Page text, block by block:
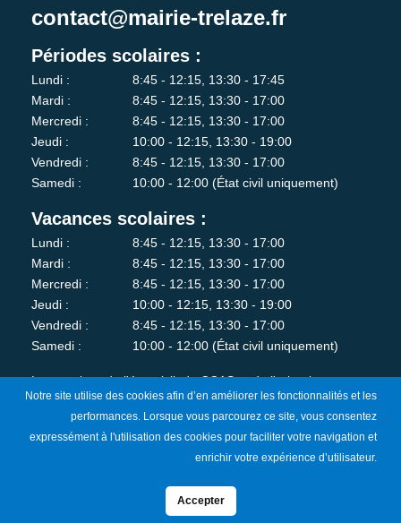
contact@mairie-trelaze.fr
Périodes scolaires :
Lundi :
8:45 - 12:15, 13:30 - 17:45
Mardi :
8:45 - 12:15, 13:30 - 17:00
Mercredi :
8:45 - 12:15, 13:30 - 17:00
Jeudi :
10:00 - 12:15, 13:30 - 19:00
Vendredi :
8:45 - 12:15, 13:30 - 17:00
Samedi :
10:00 - 12:00 (État civil uniquement)
Vacances scolaires :
Lundi :
8:45 - 12:15, 13:30 - 17:00
Mardi :
8:45 - 12:15, 13:30 - 17:00
Mercredi :
8:45 - 12:15, 13:30 - 17:00
Jeudi :
10:00 - 12:15, 13:30 - 19:00
Vendredi :
8:45 - 12:15, 13:30 - 17:00
Samedi :
10:00 - 12:00 (État civil uniquement)
Les services de l'état-civil, du CCAS et de l'urbanisme sont
fermés au public le lundi matin.
Je m'abonne à la newsletter
Notre site utilise des cookies afin d’en améliorer les fonctionnalités et les
performances. Lorsque vous parcourez ce site, vous consentez
expressément à l'utilisation des cookies pour faciliter votre navigation et
enrichir votre expérience d’utilisateur.
Accepter